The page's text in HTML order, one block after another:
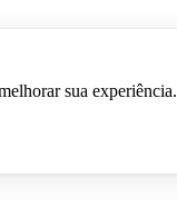
sua experiência.